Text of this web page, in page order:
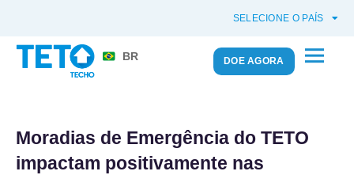
SELECIONE O PAÍS
BR DOE AGORA
Moradias de Emergência do TETO
impactam positivamente nas